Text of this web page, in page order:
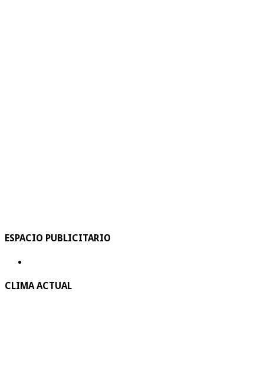
ESPACIO PUBLICITARIO
CLIMA ACTUAL